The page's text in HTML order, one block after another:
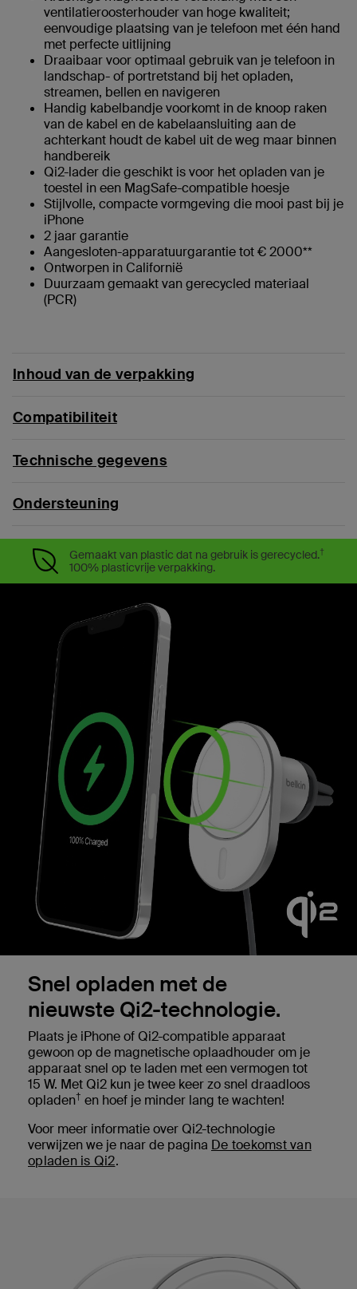
ventilatieroosterhouder van hoge kwaliteit;
eenvoudige plaatsing van je telefoon met één hand
met perfecte uitlijning
Draaibaar voor optimaal gebruik van je telefoon in
landschap- of portretstand bij het opladen,
streamen, bellen en navigeren
Handig kabelbandje voorkomt in de knoop raken
van de kabel en de kabelaansluiting aan de
achterkant houdt de kabel uit de weg maar binnen
handbereik
Qi2-lader die geschikt is voor het opladen van je
toestel in een MagSafe-compatible hoesje
Stijlvolle, compacte vormgeving die mooi past bij je
iPhone
2 jaar garantie
Aangesloten-apparatuurgarantie tot € 2000**
Ontworpen in Californië
Duurzaam gemaakt van gerecycled materiaal
(PCR)
Inhoud van de verpakking
Compatibiliteit
Technische gegevens
Ondersteuning
Gemaakt van plastic dat na gebruik is gerecycled.†
100% plasticvrije verpakking.
Snel opladen met de
nieuwste Qi2-technologie.
Plaats je iPhone of Qi2-compatible apparaat
gewoon op de magnetische oplaadhouder om je
apparaat snel op te laden met een vermogen tot
15 W. Met Qi2 kun je twee keer zo snel draadloos
opladen† en hoef je minder lang te wachten!
Voor meer informatie over Qi2-technologie
verwijzen we je naar de pagina De toekomst van
opladen is Qi2.